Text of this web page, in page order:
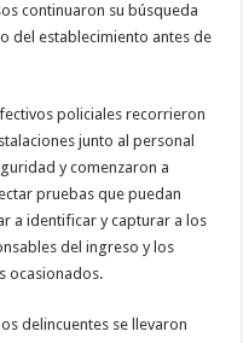
continuaron su búsqueda
del establecimiento antes de
policiales recorrieron
junto al personal
y comenzaron a
pruebas que puedan
a identificar y capturar a los
del ingreso y los
ocasionados.
delincuentes se llevaron